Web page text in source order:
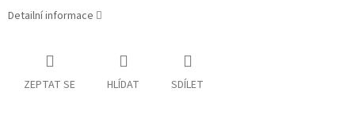
Detailní informace
ZEPTAT SE HLÍDAT SDÍLET